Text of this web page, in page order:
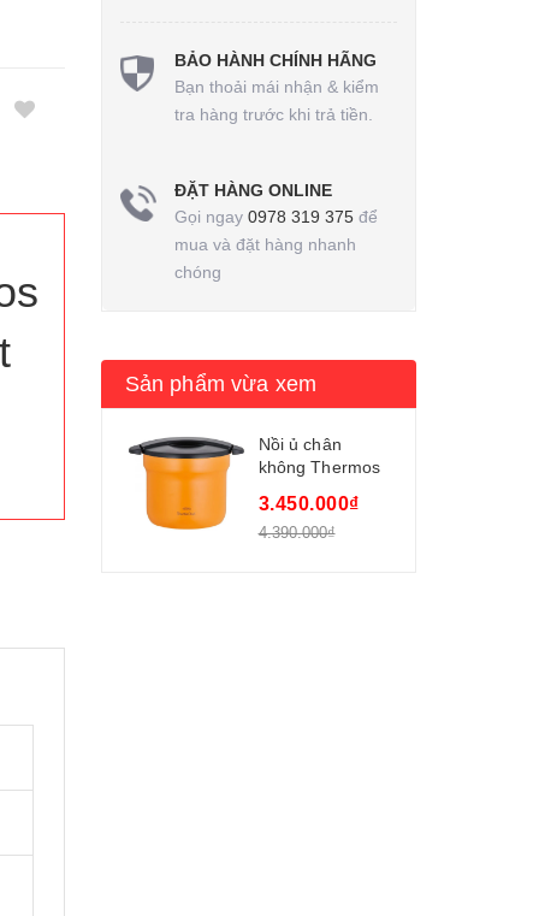
BẢO HÀNH CHÍNH HÃNG
Bạn thoải mái nhận & kiểm
tra hàng trước khi trả tiền.
ĐẶT HÀNG ONLINE
Gọi ngay 0978 319 375để
mua và đặt hàng nhanh
chóng
Sản phẩm vừa xem
Nồi ủ chân
không Thermos
tích 4,3 lit
3.450.000₫
4.390.000₫